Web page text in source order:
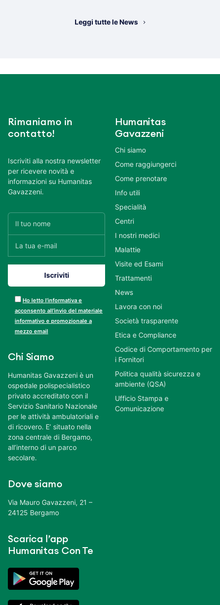
Leggi tutte le News
Rimaniamo in
contatto!
Iscriviti alla nostra newsletter
per ricevere novità e
informazioni su Humanitas
Gavazzeni.
Ho letto l’informativa e
acconsento all’invio del materiale
informativo e promozionale a
mezzo email
Chi Siamo
Humanitas Gavazzeni è un
ospedale polispecialistico
privato accreditato con il
Servizio Sanitario Nazionale
per le attività ambulatoriali e
di ricovero. E’ situato nella
zona centrale di Bergamo,
all’interno di un parco
secolare.
Dove siamo
Via Mauro Gavazzeni, 21 –
24125 Bergamo
Scarica l’app
Humanitas Con Te
Humanitas
Gavazzeni
Chi siamo
Come raggiungerci
Come prenotare
Info utili
Specialità
Centri
I nostri medici
Malattie
Visite ed Esami
Trattamenti
News
Lavora con noi
Società trasparente
Etica e Compliance
Codice di Comportamento per
i Fornitori
Politica qualità sicurezza e
ambiente (QSA)
Ufficio Stampa e
Comunicazione